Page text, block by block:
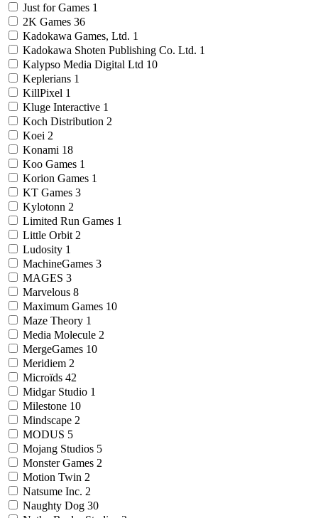
Just for Games 1
2K Games 36
Kadokawa Games, Ltd. 1
Kadokawa Shoten Publishing Co. Ltd. 1
Kalypso Media Digital Ltd 10
Keplerians 1
KillPixel 1
Kluge Interactive 1
Koch Distribution 2
Koei 2
Konami 18
Koo Games 1
Korion Games 1
KT Games 3
Kylotonn 2
Limited Run Games 1
Little Orbit 2
Ludosity 1
MachineGames 3
MAGES 3
Marvelous 8
Maximum Games 10
Maze Theory 1
Media Molecule 2
MergeGames 10
Meridiem 2
Microïds 42
Midgar Studio 1
Milestone 10
Mindscape 2
MODUS 5
Mojang Studios 5
Monster Games 2
Motion Twin 2
Natsume Inc. 2
Naughty Dog 30